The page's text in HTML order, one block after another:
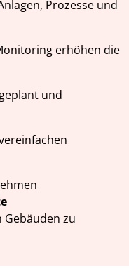
Prozesse und
erhöhen die
und
zu